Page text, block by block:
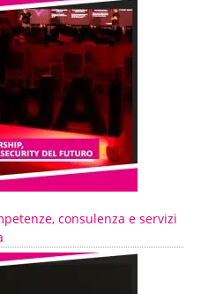
consulenza e servizi